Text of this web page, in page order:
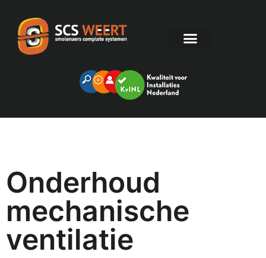
Onderhoud
mechanische
ventilatie